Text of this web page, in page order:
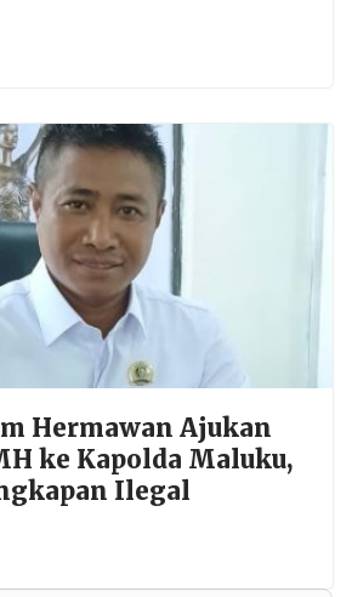
Hermawan Ajukan
ke Kapolda Maluku,
Ilegal